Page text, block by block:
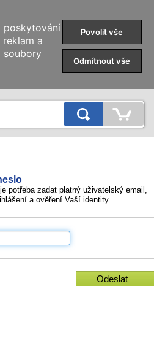
potřeba zadat platný uživatelský email,
a ověření Vaší identity
Odeslat
poskytování
a
soubory
Povolit vše
Odmítnout vše